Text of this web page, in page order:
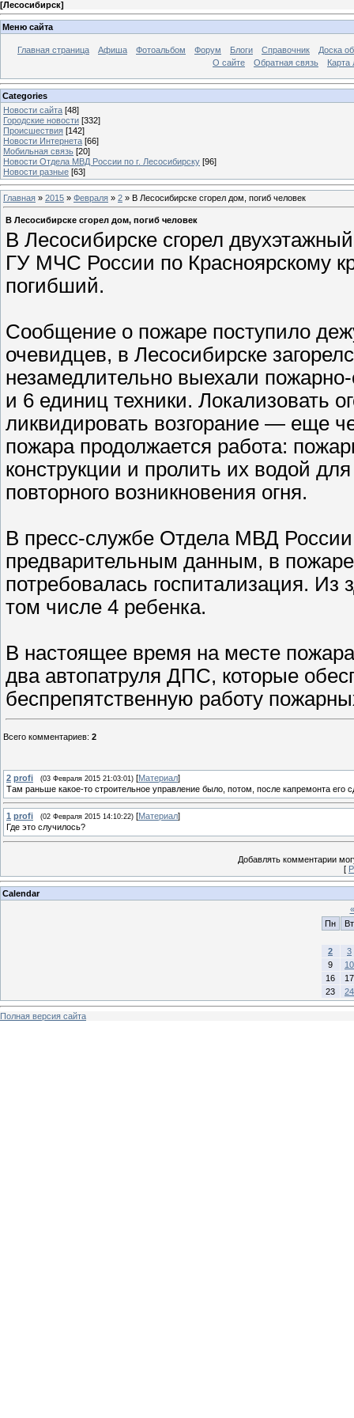
[Лесосибирск]
Меню сайта
Главная страница Афиша Фотоальбом Форум Блоги Справочник
Доска
О сайте
Обратная связь Карта
Categories
Новости сайта [48]
Городские новости [332]
Происшествия [142]
Новости Интернета [66]
Мобильная связь [20]
Новости Отдела МВД России по г. Лесосибирску [96]
Новости разные [63]
Главная » 2015 » Февраля » 2 » В Лесосибирске сгорел дом, погиб человек
В Лесосибирске сгорел дом, погиб человек
В Лесосибирске сгорел
ГУ МЧС России по Красноярскому
погибший.
Сообщение о пожаре поступило
очевидцев, в Лесосибирске
незамедлительно выехали
и 6 единиц техники. Локализовать
ликвидировать возгорание — еще
пожара продолжается работа:
конструкции и пролить их водой
повторного возникновения огня.
В пресс-службе Отдела МВД России
предварительным данным, в
потребовалась госпитализация.
том числе 4 ребенка.
В настоящее время на месте
два автопатруля ДПС, которые
беспрепятственную работу
Всего комментариев: 2
2 profi (03 Февраля 2015 21:03:01) [Материал]
Там раньше какое-то строительное управление было, потом, после капремонта его
1 profi (02 Февраля 2015 14:10:22) [Материал]
Где это случилось?
Добавлять комментарии
[
Calendar
«
Пн
Вт
2
3
9
10
16
17
23
24
Полная версия сайта